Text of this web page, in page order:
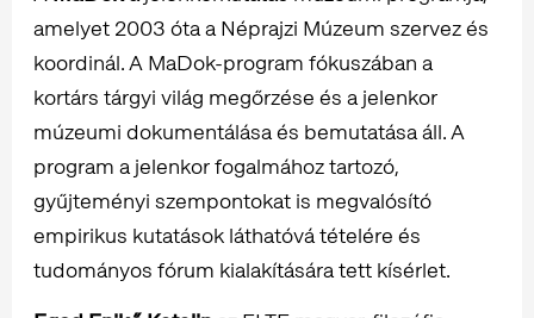
amelyet 2003 óta a Néprajzi Múzeum szervez és
koordinál. A MaDok-program fókuszában a
kortárs tárgyi világ megőrzése és a jelenkor
múzeumi dokumentálása és bemutatása áll. A
program a jelenkor fogalmához tartozó,
gyűjteményi szempontokat is megvalósító
empirikus kutatások láthatóvá tételére és
tudományos fórum kialakítására tett kísérlet.